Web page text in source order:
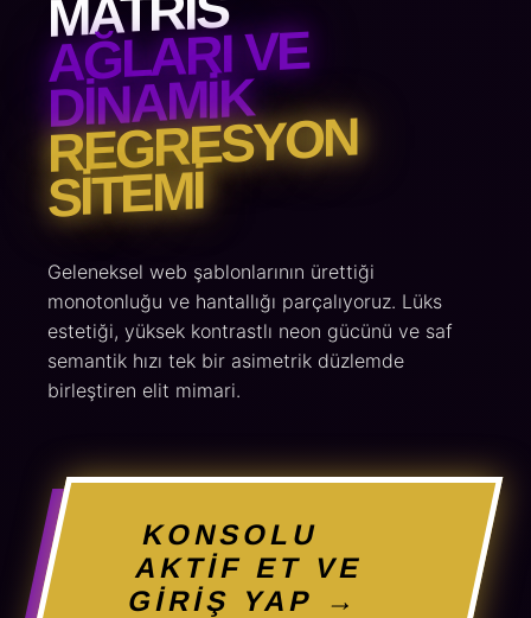
AĞLARI VE
DINAMIK
REGRESYON
SITEMI
Geleneksel web şablonlarının ürettiği
monotonluğu ve hantallığı parçalıyoruz. Lüks
estetiği, yüksek kontrastlı neon gücünü ve saf
semantik hızı tek bir asimetrik düzlemde
birleştiren elit mimari.
KONSOLU
AKTİF ET VE
GİRİŞ YAP →